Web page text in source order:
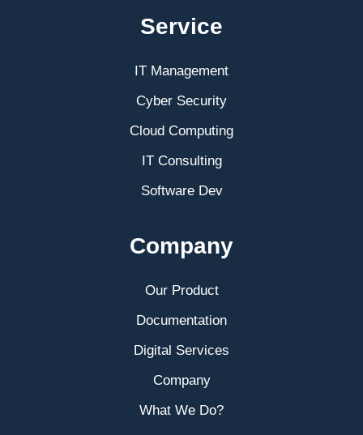
Service
IT Management
Cyber Security
Cloud Computing
IT Consulting
Software Dev
Company
Our Product
Documentation
Digital Services
Company
What We Do?